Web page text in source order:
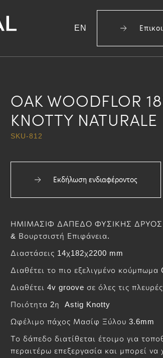
EN
OAK WOODFLOR
KNOTTY NATURALE
SKU-812
Εκδήλωση ενδιαφέροντος
ΗΜΙΜΑΣΙΦ ΔΑΠΕΔΟ ΦΥΣΙΚΗΣ ΔΡΥΟΣ
& Βουρτσιστή Επιφάνεια.
Διαστάσεις 14χ182χ2200 mm
Διαθέτει το πιο εξελιγμένο κούμπωμα
Διαθέτει 4v groove σε όλες τις
Ποιότητα 2η Astig Knotty
Ωφέλιμο πάχος Μασίφ Ξύλου 3.6mm
Το δάπεδο διατίθεται έτοιμο για
περαιτέρω επεξεργασία και μπορεί να